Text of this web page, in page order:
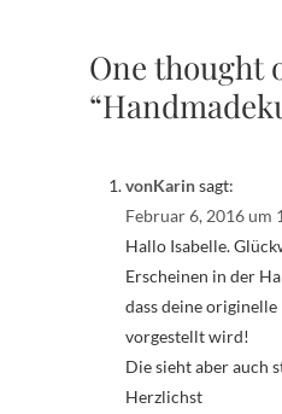
One thought
vonKarinsagt:
Februar 6, 2016 um
Hallo Isabelle.
Erscheinen in der
dass deine originelle
vorgestellt wird!
Die sieht aber auch
Herzlichst